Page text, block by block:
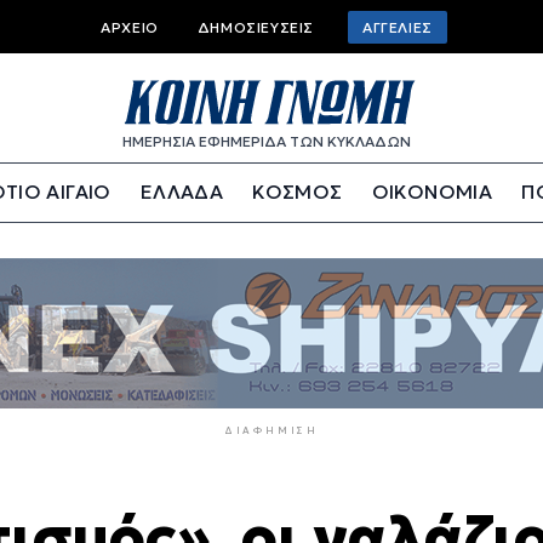
Top
bar
menu
ΑΡΧΕΊΟ ΔΗΜΟΣΙΕΎΣΕΙΣ ΑΓΓΕΛΊΕΣ
ΗΜΕΡΗΣΙΑ ΕΦΗΜΕΡΙΔΑ ΤΩΝ ΚΥΚΛΑΔΩΝ
ΑΙΓΑΙΟ ΕΛΛΑΔΑ ΚΟΣΜΟΣ ΟΙΚΟΝΟΜΙΑ
ΔΙΑΦΉΜΙΣΗ